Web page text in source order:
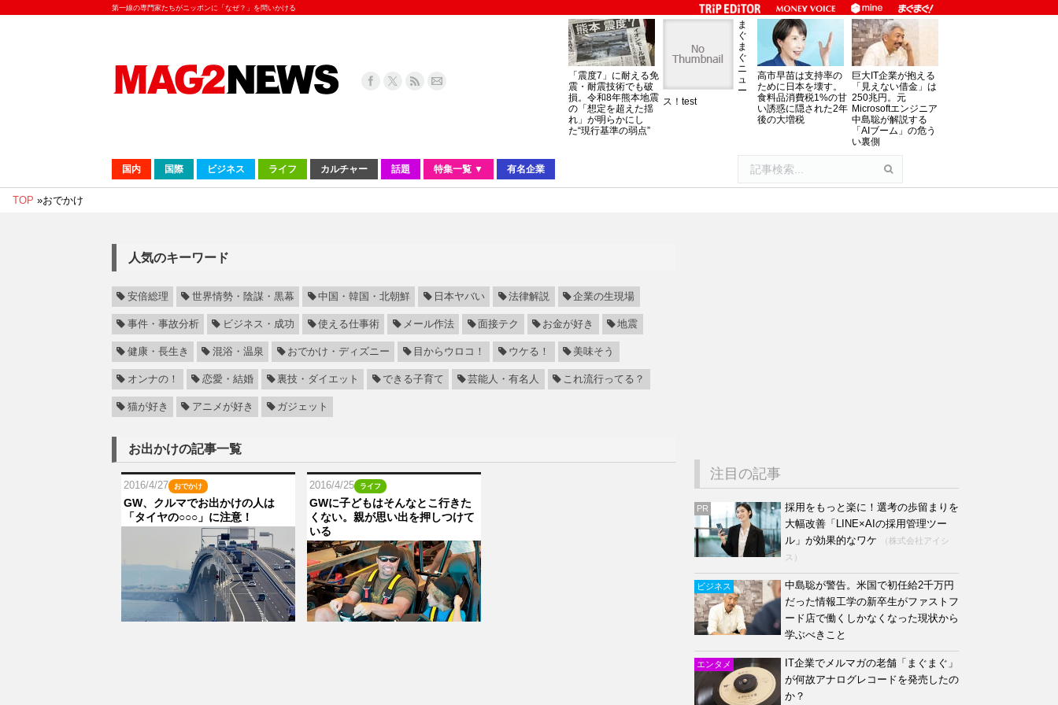
第一線の専門家たちがニッポンに「なぜ？」を問いかける
「震度7」に耐える免
震・耐震技術でも破
損。令和8年熊本地震
の「想定を超えた揺
れ」が明らかにし
た“現行基準の弱点”
ま
ぐ
ま
ぐ
ニ
ュ
ー
ス！test
高市早苗は支持率の
ために日本を壊す。
食料品消費税1%の甘
い誘惑に隠された2年
後の大増税
巨大IT企業が抱える
「見えない借金」は
250兆円。元
Microsoftエンジニア
中島聡が解説する
「AIブーム」の危う
い裏側
国内 国際 ビジネス ライフ カルチャー 話題 特集一覧 ▼ 有名企業
TOP »おでかけ
人気のキーワード
安倍総理 世界情勢・陰謀・黒幕 中国・韓国・北朝鮮 日本ヤバい 法律解説 企業の生現場
事件・事故分析 ビジネス・成功 使える仕事術 メール作法 面接テク お金が好き 地震
健康・長生き 混浴・温泉 おでかけ・ディズニー 目からウロコ！ ウケる！ 美味そう
オンナの！ 恋愛・結婚 裏技・ダイエット できる子育て 芸能人・有名人 これ流行ってる？
猫が好き アニメが好き ガジェット
お出かけの記事一覧
2016/4/27 おでかけ
GW、クルマでお出かけの人は
「タイヤの○○○」に注意！
2016/4/25 ライフ
GWに子どもはそんなとこ行きた
くない。親が思い出を押しつけて
いる
注目の記事
PR
採用をもっと楽に！選考の歩留まりを
大幅改善「LINE×AIの採用管理ツー
ル」が効果的なワケ
（株式会社アイシ
ス）
ビジネス
中島聡が警告。米国で初任給2千万円
だった情報工学の新卒生がファストフ
ード店で働くしかなくなった現状から
学ぶべきこと
エンタメ
IT企業でメルマガの老舗「まぐまぐ」
が何故アナログレコードを発売したの
か？